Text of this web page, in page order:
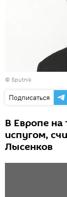
© Sputnik
Подписаться
В Европе на
испугом,
Лысенков